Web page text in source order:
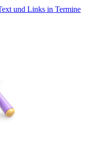
und Links in Termine